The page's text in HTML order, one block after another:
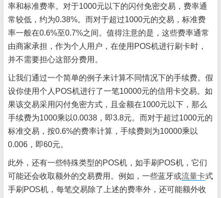
率和标准费率。对于1000元以下的闪付免密交易，费率通
常较低，约为0.38%。而对于超过1000元的交易，标准费
率一般在0.6%至0.7%之间。值得注意的是，这些费率通常
由商家承担，作为个人用户，在使用POS机进行刷卡时，
并不需要担心这部分费用。
让我们通过一个简单的例子来计算不同情况下的手续费。假
设你使用个人POS机进行了一笔10000元的信用卡交易。如
果该交易采用闪付免密方式，且金额在1000元以下，那么
手续费为1000乘以0.0038，即3.8元。而对于超过1000元的
标准交易，按0.6%的费率计算，手续费则为10000乘以
0.006，即60元。
此外，还有一些特殊类型的POS机，如手刷POS机，它们
可能还会收取额外的交易费用。例如，一些蓝牙或流量卡式
手刷POS机，每笔交易除了上述的费率外，还可能额外收